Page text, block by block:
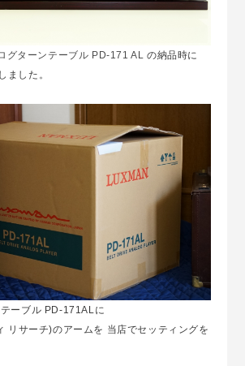
グターンテーブル PD-171 AL の納品時に
ました。
ーブル PD-171ALに
リサーチ)のアームを 当店でセッティングを